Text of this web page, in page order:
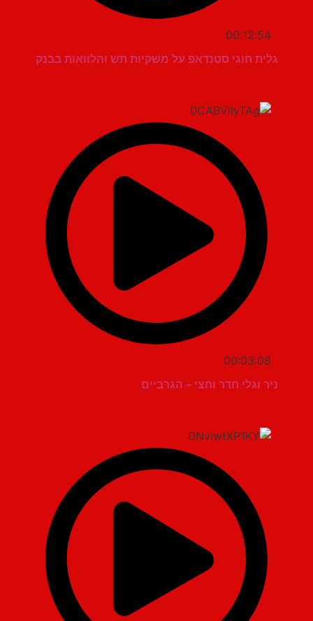
00:12:54
גלית חוגי סטנדאפ על משקיות תש והלוואות בבנק
00:03:08
ניר וגלי חדר וחצי – הגרביים